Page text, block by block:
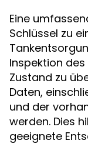
Eine
Schlüssel zu
Inspektion
Zustand zu
Daten,
und der
werden. Dies
geeignete